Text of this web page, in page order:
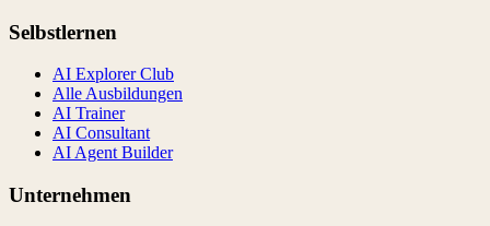
Selbstlernen
AI Explorer Club
Alle Ausbildungen
AI Trainer
AI Consultant
AI Agent Builder
Unternehmen